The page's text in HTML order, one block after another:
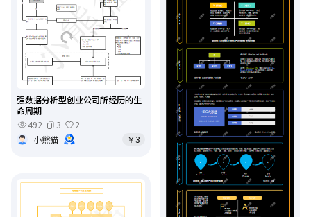
强数据分析型创业公司所经历的生
命周期
492
3
2
小熊猫
￥3